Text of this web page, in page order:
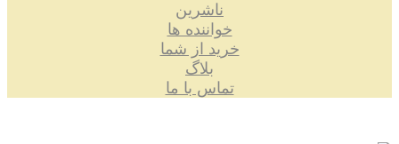
ناشرین
خواننده ها
خرید از شما
بلاگ
تماس با ما